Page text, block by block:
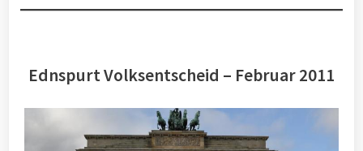
Ednspurt Volksentscheid – Februar 2011